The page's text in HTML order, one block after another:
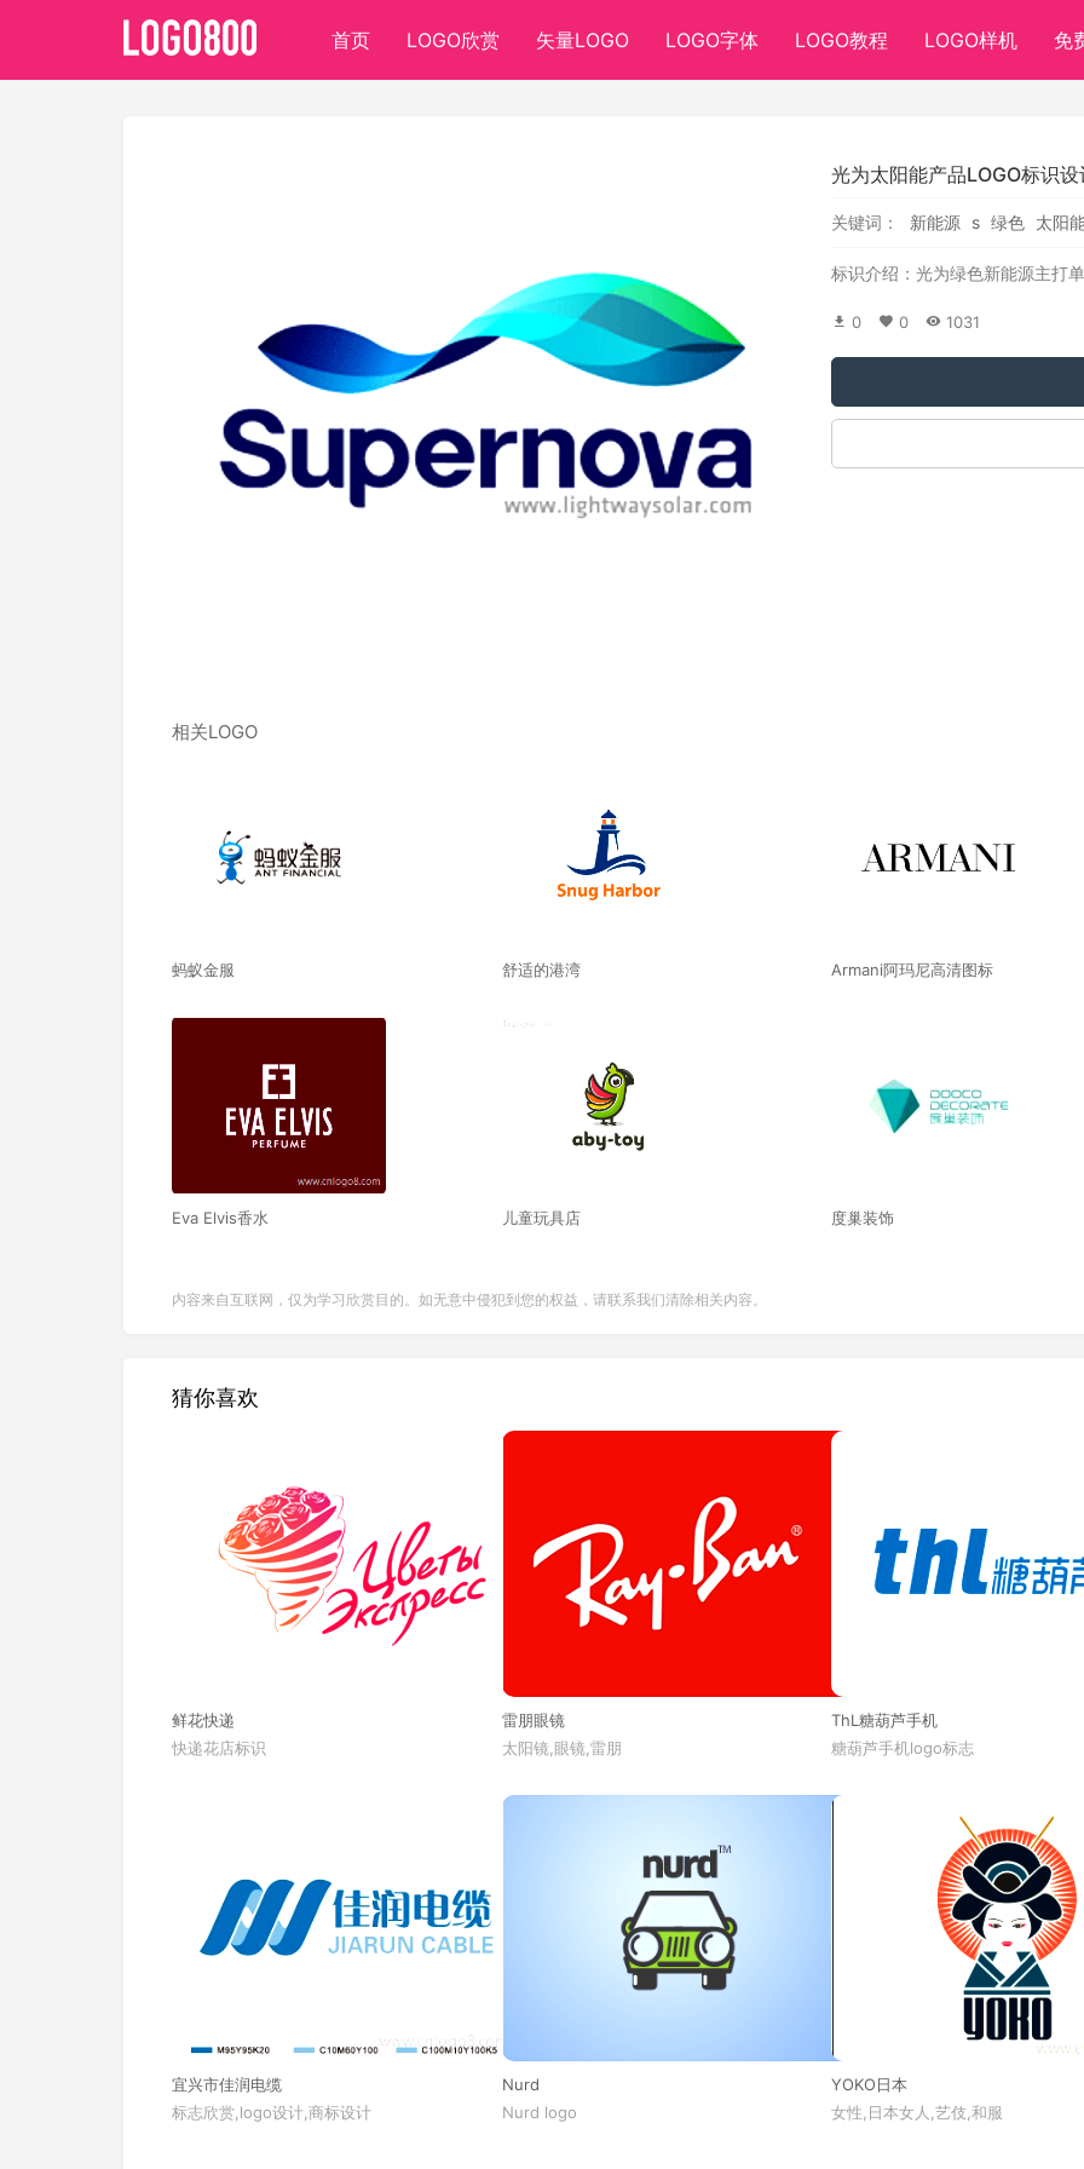
首页 LOGO欣赏 矢量LOGO LOGO字体 LOGO教程 LOGO样机 免
光为太阳能产品LOGO标识设
关键词： 新能源 s 绿色 太阳
标识介绍：光为绿色新能源主打
0 0 1031
相关LOGO
蚂蚁金服 舒适的港湾 Armani阿玛尼高清图标
Eva Elvis香水 儿童玩具店 度巢装饰
内容来自互联网，仅为学习欣赏目的。如无意中侵犯到您的权益，请联系我们清除相关内容。
猜你喜欢
鲜花快递
快递花店标识
雷朋眼镜
太阳镜,眼镜,雷朋
ThL糖葫芦手机
糖葫芦手机logo标志
宜兴市佳润电缆
标志欣赏,logo设计,商标设计
Nurd
Nurd logo
YOKO日本
女性,日本女人,艺伎,和服